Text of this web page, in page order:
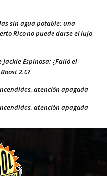
sin agua potable: una
Rico no puede darse el lujo
Jackie Espinosa: ¿Falló el
2.0?
atención apagada
atención apagada